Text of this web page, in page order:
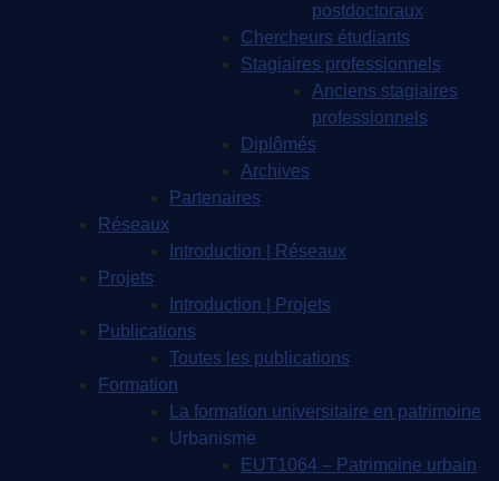
postdoctoraux
Chercheurs étudiants
Stagiaires professionnels
Anciens stagiaires
professionnels
Diplômés
Archives
Partenaires
Réseaux
Introduction | Réseaux
Projets
Introduction | Projets
Publications
Toutes les publications
Formation
La formation universitaire en patrimoine
Urbanisme
EUT1064 – Patrimoine urbain